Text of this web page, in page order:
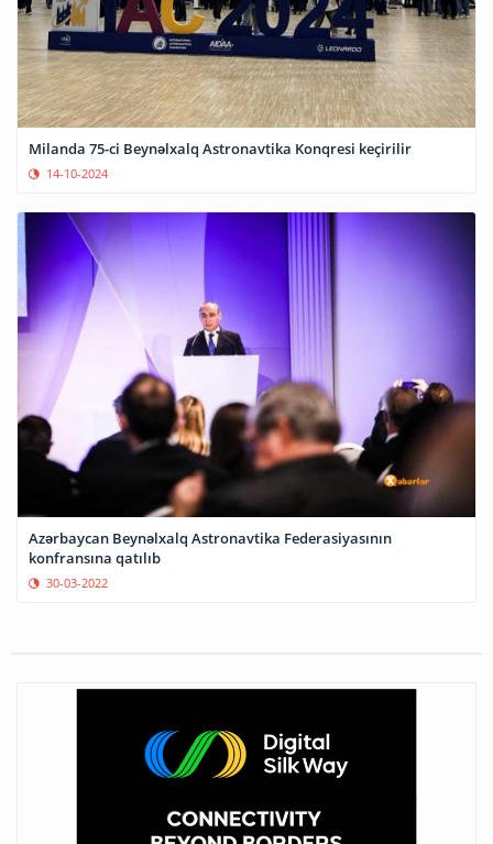
Milanda 75-ci Beynəlxalq Astronavtika Konqresi keçirilir
14-10-2024
Azərbaycan Beynəlxalq Astronavtika Federasiyasının
konfransına qatılıb
30-03-2022